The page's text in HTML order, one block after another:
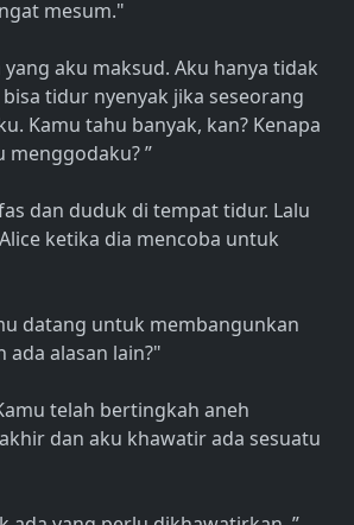
mesum."
aku maksud. Aku hanya tidak
tidur nyenyak jika seseorang
Kamu tahu banyak, kan? Kenapa
menggodaku? ”
dan duduk di tempat tidur. Lalu
ketika dia mencoba untuk
datang untuk membangunkan
ada alasan lain?"
telah bertingkah aneh
dan aku khawatir ada sesuatu